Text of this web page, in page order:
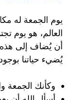
يوم الجمعة له
العالم، هو يوم
أن يُضاف إلى هذه
يُضيء حياتنا
وكأنك الجمعة